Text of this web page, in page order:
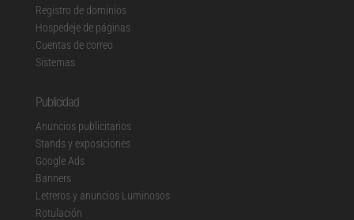
Registro de dominios
Hospedeje de páginas
Cuentas de correo
Sistemas
Publicidad
Anuncios publicitarios
Stands y exposiciones
Google Ads
Banners
Letreros y anuncios Luminosos
Rotulación